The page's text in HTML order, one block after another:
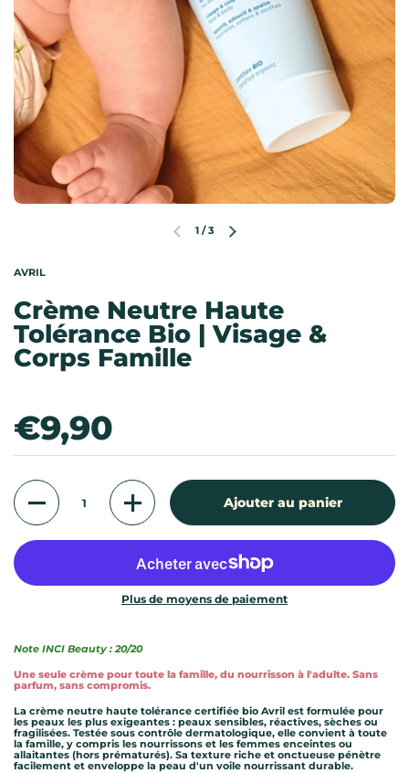
Diapositive précédente
Diapositive suivante
1/3
AVRIL
Crème Neutre Haute
Tolérance Bio | Visage &
Corps Famille
Prix:
€9,90
Quantité
Ajouter au panier
Plus de moyens de paiement
Note INCI Beauty : 20/20
Une seule crème pour toute la famille, du nourrisson à l'adulte. Sans
parfum, sans compromis.
La crème neutre haute tolérance certifiée bio Avril est formulée pour
les peaux les plus exigeantes : peaux sensibles, réactives, sèches ou
fragilisées. Testée sous contrôle dermatologique, elle convient à toute
la famille, y compris les nourrissons et les femmes enceintes ou
allaitantes (hors prématurés). Sa texture riche et onctueuse pénètre
facilement et enveloppe la peau d'un voile nourrissant durable.